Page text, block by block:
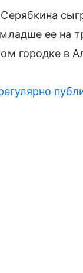
ее на
городке в